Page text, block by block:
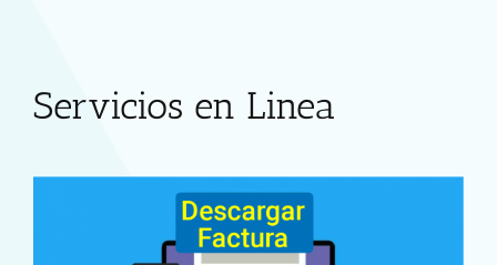
Servicios en Linea